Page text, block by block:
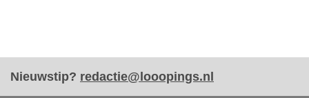
Nieuwstip? redactie@looopings.nl